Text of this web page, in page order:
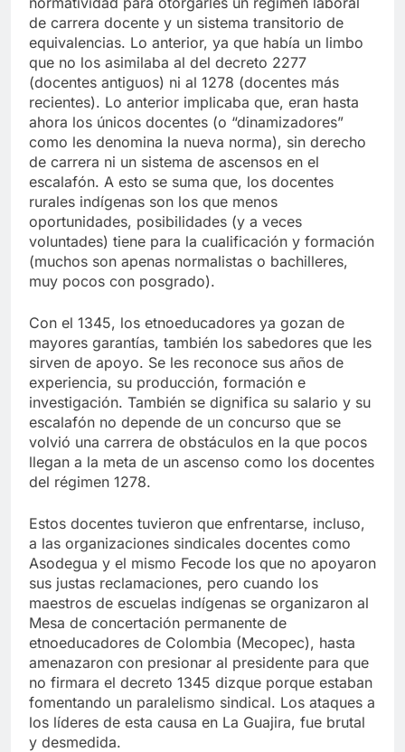
de carrera docente y un sistema transitorio de
equivalencias. Lo anterior, ya que había un limbo
que no los asimilaba al del decreto 2277
(docentes antiguos) ni al 1278 (docentes más
recientes). Lo anterior implicaba que, eran hasta
ahora los únicos docentes (o “dinamizadores”
como les denomina la nueva norma), sin derecho
de carrera ni un sistema de ascensos en el
escalafón. A esto se suma que, los docentes
rurales indígenas son los que menos
oportunidades, posibilidades (y a veces
voluntades) tiene para la cualificación y formación
(muchos son apenas normalistas o bachilleres,
muy pocos con posgrado).
Con el 1345, los etnoeducadores ya gozan de
mayores garantías, también los sabedores que les
sirven de apoyo. Se les reconoce sus años de
experiencia, su producción, formación e
investigación. También se dignifica su salario y su
escalafón no depende de un concurso que se
volvió una carrera de obstáculos en la que pocos
llegan a la meta de un ascenso como los docentes
del régimen 1278.
Estos docentes tuvieron que enfrentarse, incluso,
a las organizaciones sindicales docentes como
Asodegua y el mismo Fecode los que no apoyaron
sus justas reclamaciones, pero cuando los
maestros de escuelas indígenas se organizaron al
Mesa de concertación permanente de
etnoeducadores de Colombia (Mecopec), hasta
amenazaron con presionar al presidente para que
no firmara el decreto 1345 dizque porque estaban
fomentando un paralelismo sindical. Los ataques a
los líderes de esta causa en La Guajira, fue brutal
y desmedida.